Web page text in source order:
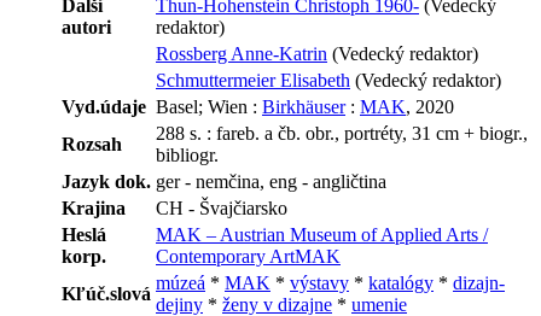
Ďalší
autori
Thun-Hohenstein Christoph 1960- (Vedecký
redaktor)
Rossberg Anne-Katrin (Vedecký redaktor)
Schmuttermeier Elisabeth (Vedecký redaktor)
Vyd.údaje Basel; Wien : Birkhäuser: MAK, 2020
Rozsah
288 s. : fareb. a čb. obr., portréty, 31 cm + biogr.,
bibliogr.
Jazyk dok. ger - nemčina, eng - angličtina
Krajina
CH - Švajčiarsko
Heslá
korp.
MAK – Austrian Museum of Applied Arts /
Contemporary ArtMAK
Kľúč.slová
múzeá * MAK * výstavy * katalógy * dizajn-
dejiny * ženy v dizajne * umenie